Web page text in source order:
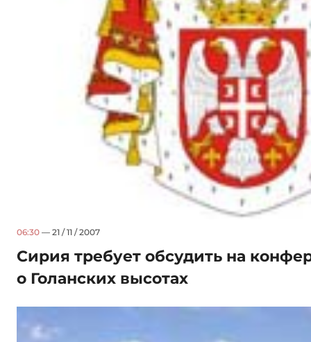
06:30 — 21 / 11 / 2007
Сирия требует обсудить на
о Голанских высотах